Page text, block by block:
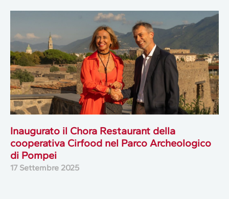
Inaugurato il Chora Restaurant della
cooperativa Cirfood nel Parco Archeologico
di Pompei
17 Settembre 2025